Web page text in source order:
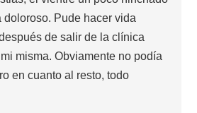
doloroso. Pude hacer vida
de salir de la clínica
misma. Obviamente no podía
en cuanto al resto, todo